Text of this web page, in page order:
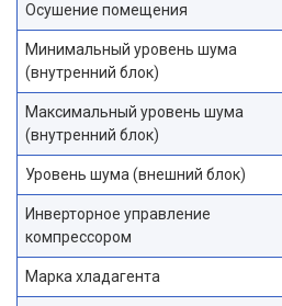
Осушение помещения
Минимальный уровень шума
(внутренний блок)
Максимальный уровень шума
(внутренний блок)
Уровень шума (внешний блок)
Инверторное управление
компрессором
Марка хладагента